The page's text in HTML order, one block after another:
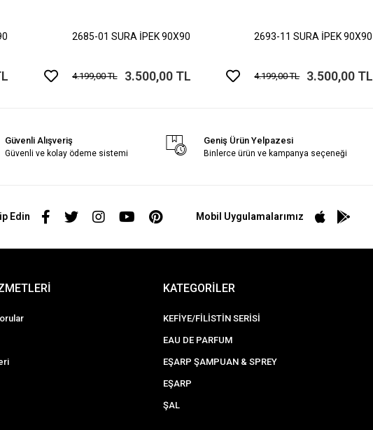
2685-01 SURA İPEK 90X90
4.199,00 TL 3.500,00 TL
2693-11 SURA İPEK 90X90
4.199,00 TL 3.500,00 TL
Güvenli Alışveriş
Güvenli ve kolay ödeme sistemi
Geniş Ürün Yelpazesi
Binlerce ürün ve kampanya seçeneği
Edin Mobil Uygulamalarımız
KATEGORİLER
KEFİYE/FİLİSTİN SERİSİ
EAU DE PARFUM
EŞARP ŞAMPUAN & SPREY
EŞARP
ŞAL